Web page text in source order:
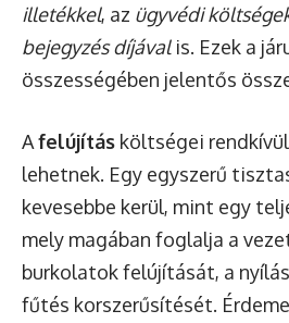
illetékkel, az ügyvédi
bejegyzés díjávalis. Ezek a
összességében jelentős
Afelújítás költségei
lehetnek. Egy egyszerű
kevesebbe kerül, mint egy
mely magában foglalja a
burkolatok felújítását, a
fűtés korszerűsítését.